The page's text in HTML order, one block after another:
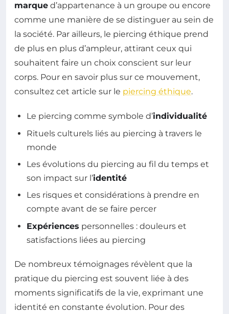
marque d’appartenance à un groupe ou encore
comme une manière de se distinguer au sein de
la société. Par ailleurs, le piercing éthique prend
de plus en plus d’ampleur, attirant ceux qui
souhaitent faire un choix conscient sur leur
corps. Pour en savoir plus sur ce mouvement,
consultez cet article sur le piercing éthique.
Le piercing comme symbole d’individualité
Rituels culturels liés au piercing à travers le
monde
Les évolutions du piercing au fil du temps et
son impact sur l’identité
Les risques et considérations à prendre en
compte avant de se faire percer
Expériences personnelles : douleurs et
satisfactions liées au piercing
De nombreux témoignages révèlent que la
pratique du piercing est souvent liée à des
moments significatifs de la vie, exprimant une
identité en constante évolution. Pour des